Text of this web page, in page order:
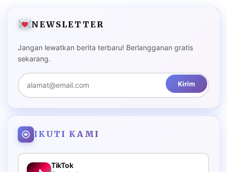
NEWSLETTER
Jangan lewatkan berita terbaru! Berlangganan gratis
sekarang.
Kirim
IKUTI KAMI
TikTok